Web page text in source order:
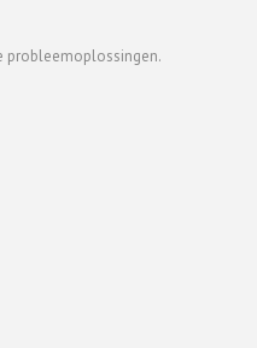
probleemoplossingen.